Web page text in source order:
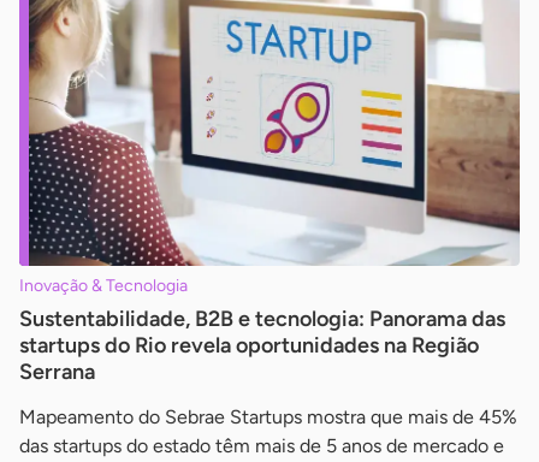
Inovação & Tecnologia
Sustentabilidade, B2B e tecnologia: Panorama das
startups do Rio revela oportunidades na Região
Serrana
Mapeamento do Sebrae Startups mostra que mais de 45%
das startups do estado têm mais de 5 anos de mercado e